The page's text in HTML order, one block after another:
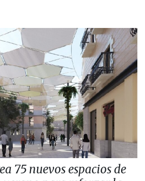
75 nuevos espacios de